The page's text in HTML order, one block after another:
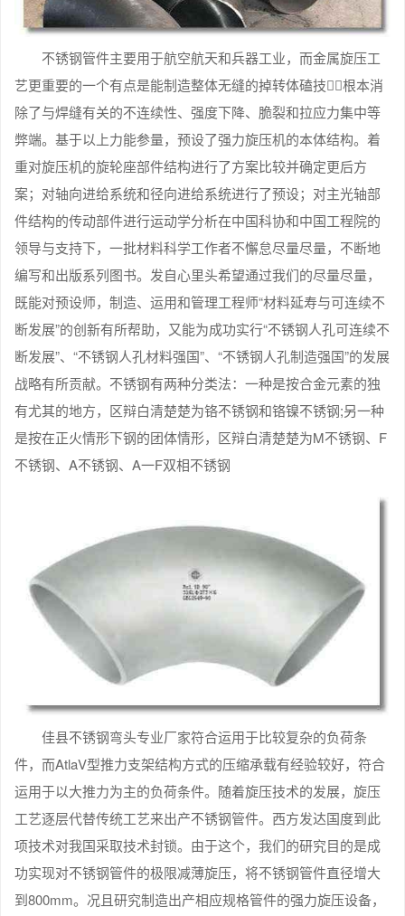
不锈钢管件主要用于航空航天和兵器工业，而金属旋压工
艺更重要的一个有点是能制造整体无缝的掉转体磕技，根本消
除了与焊缝有关的不连续性、强度下降、脆裂和拉应力集中等
弊端。基于以上力能参量，预设了强力旋压机的本体结构。着
重对旋压机的旋轮座部件结构进行了方案比较并确定更后方
案；对轴向进给系统和径向进给系统进行了预设；对主光轴部
件结构的传动部件进行运动学分析在中国科协和中国工程院的
领导与支持下，一批材料科学工作者不懈怠尽量尽量，不断地
编写和出版系列图书。发自心里头希望通过我们的尽量尽量，
既能对预设师，制造、运用和管理工程师“材料延寿与可连续不
断发展”的创新有所帮助，又能为成功实行“不锈钢人孔可连续不
断发展”、“不锈钢人孔材料强国”、“不锈钢人孔制造强国”的发展
战略有所贡献。不锈钢有两种分类法：一种是按合金元素的独
有尤其的地方，区辩白清楚楚为铬不锈钢和铬镍不锈钢;另一种
是按在正火情形下钢的团体情形，区辩白清楚楚为M不锈钢、F
不锈钢、A不锈钢、A一F双相不锈钢
佳县不锈钢弯头专业厂家符合运用于比较复杂的负荷条
件，而AtlaV型推力支架结构方式的压缩承载有经验较好，符合
运用于以大推力为主的负荷条件。随着旋压技术的发展，旋压
工艺逐层代替传统工艺来出产不锈钢管件。西方发达国度到此
项技术对我国采取技术封锁。由于这个，我们的研究目的是成
功实现对不锈钢管件的极限减薄旋压，将不锈钢管件直径增大
到800mm。况且研究制造出产相应规格管件的强力旋压设备，